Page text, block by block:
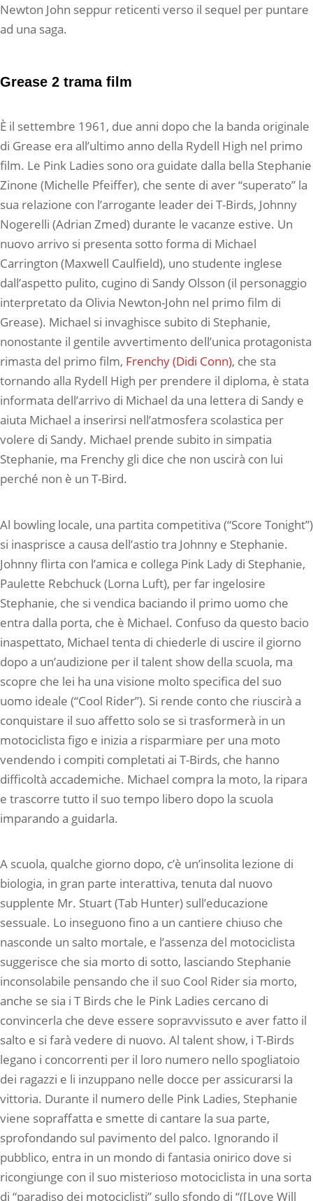
Newton John seppur reticenti verso il sequel per puntare
ad una saga.
Grease 2 trama film
È il settembre 1961, due anni dopo che la banda originale
di Grease era all’ultimo anno della Rydell High nel primo
film. Le Pink Ladies sono ora guidate dalla bella Stephanie
Zinone (Michelle Pfeiffer), che sente di aver “superato” la
sua relazione con l’arrogante leader dei T-Birds, Johnny
Nogerelli (Adrian Zmed) durante le vacanze estive. Un
nuovo arrivo si presenta sotto forma di Michael
Carrington (Maxwell Caulfield), uno studente inglese
dall’aspetto pulito, cugino di Sandy Olsson (il personaggio
interpretato da Olivia Newton-John nel primo film di
Grease). Michael si invaghisce subito di Stephanie,
nonostante il gentile avvertimento dell’unica protagonista
rimasta del primo film, Frenchy (Didi Conn), che sta
tornando alla Rydell High per prendere il diploma, è stata
informata dell’arrivo di Michael da una lettera di Sandy e
aiuta Michael a inserirsi nell’atmosfera scolastica per
volere di Sandy. Michael prende subito in simpatia
Stephanie, ma Frenchy gli dice che non uscirà con lui
perché non è un T-Bird.
Al bowling locale, una partita competitiva (“Score Tonight”)
si inasprisce a causa dell’astio tra Johnny e Stephanie.
Johnny flirta con l’amica e collega Pink Lady di Stephanie,
Paulette Rebchuck (Lorna Luft), per far ingelosire
Stephanie, che si vendica baciando il primo uomo che
entra dalla porta, che è Michael. Confuso da questo bacio
inaspettato, Michael tenta di chiederle di uscire il giorno
dopo a un’audizione per il talent show della scuola, ma
scopre che lei ha una visione molto specifica del suo
uomo ideale (“Cool Rider”). Si rende conto che riuscirà a
conquistare il suo affetto solo se si trasformerà in un
motociclista figo e inizia a risparmiare per una moto
vendendo i compiti completati ai T-Birds, che hanno
difficoltà accademiche. Michael compra la moto, la ripara
e trascorre tutto il suo tempo libero dopo la scuola
imparando a guidarla.
A scuola, qualche giorno dopo, c’è un’insolita lezione di
biologia, in gran parte interattiva, tenuta dal nuovo
supplente Mr. Stuart (Tab Hunter) sull’educazione
sessuale. Lo inseguono fino a un cantiere chiuso che
nasconde un salto mortale, e l’assenza del motociclista
suggerisce che sia morto di sotto, lasciando Stephanie
inconsolabile pensando che il suo Cool Rider sia morto,
anche se sia i T Birds che le Pink Ladies cercano di
convincerla che deve essere sopravvissuto e aver fatto il
salto e si farà vedere di nuovo. Al talent show, i T-Birds
legano i concorrenti per il loro numero nello spogliatoio
dei ragazzi e li inzuppano nelle docce per assicurarsi la
vittoria. Durante il numero delle Pink Ladies, Stephanie
viene sopraffatta e smette di cantare la sua parte,
sprofondando sul pavimento del palco. Ignorando il
pubblico, entra in un mondo di fantasia onirico dove si
ricongiunge con il suo misterioso motociclista in una sorta
di “paradiso dei motociclisti” sullo sfondo di “([Love Will